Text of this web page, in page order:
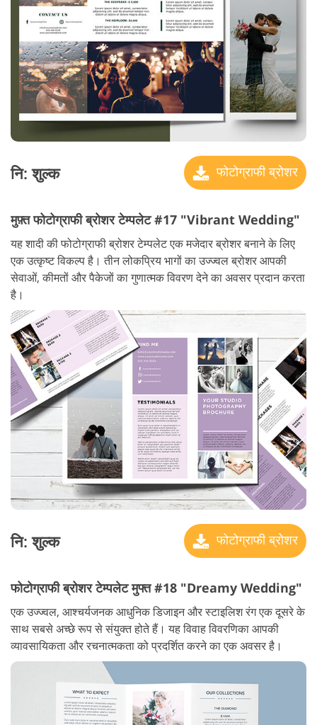
नि: शुल्क फोटोग्राफी ब्रोशर
मुफ़्त फोटोग्राफी ब्रोशर टेम्पलेट #17 "Vibrant Wedding"
यह शादी की फोटोग्राफी ब्रोशर टेम्पलेट एक मजेदार ब्रोशर बनाने के लिए
एक उत्कृष्ट विकल्प है। तीन लोकप्रिय भागों का उज्ज्वल ब्रोशर आपकी
सेवाओं, कीमतों और पैकेजों का गुणात्मक विवरण देने का अवसर प्रदान करता
है।
नि: शुल्क फोटोग्राफी ब्रोशर
फोटोग्राफी ब्रोशर टेम्पलेट मुफ्त #18 "Dreamy Wedding"
एक उज्ज्वल, आश्चर्यजनक आधुनिक डिजाइन और स्टाइलिश रंग एक दूसरे के
साथ सबसे अच्छे रूप से संयुक्त होते हैं। यह विवाह विवरणिका आपकी
व्यावसायिकता और रचनात्मकता को प्रदर्शित करने का एक अवसर है।